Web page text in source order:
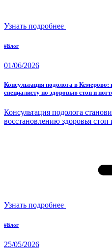
Узнать подробнее
#Блог
01/06/2026
Консультация подолога в Кемерово:
специалисту по здоровью стоп и
Консультация подолога
восстановлению здоровья стоп
Узнать подробнее
#Блог
25/05/2026